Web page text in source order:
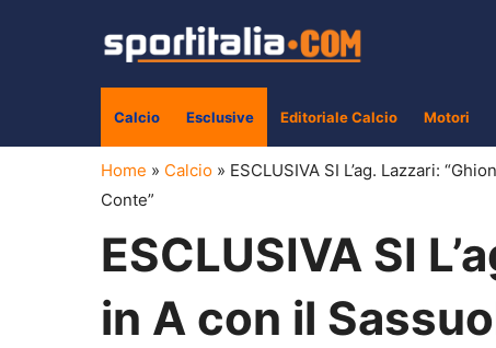
Calcio Esclusive Editoriale Calcio Motori
Home » Calcio » ESCLUSIVA SI L’ag. Lazzari:
Conte”
ESCLUSIVA SI
in A con il